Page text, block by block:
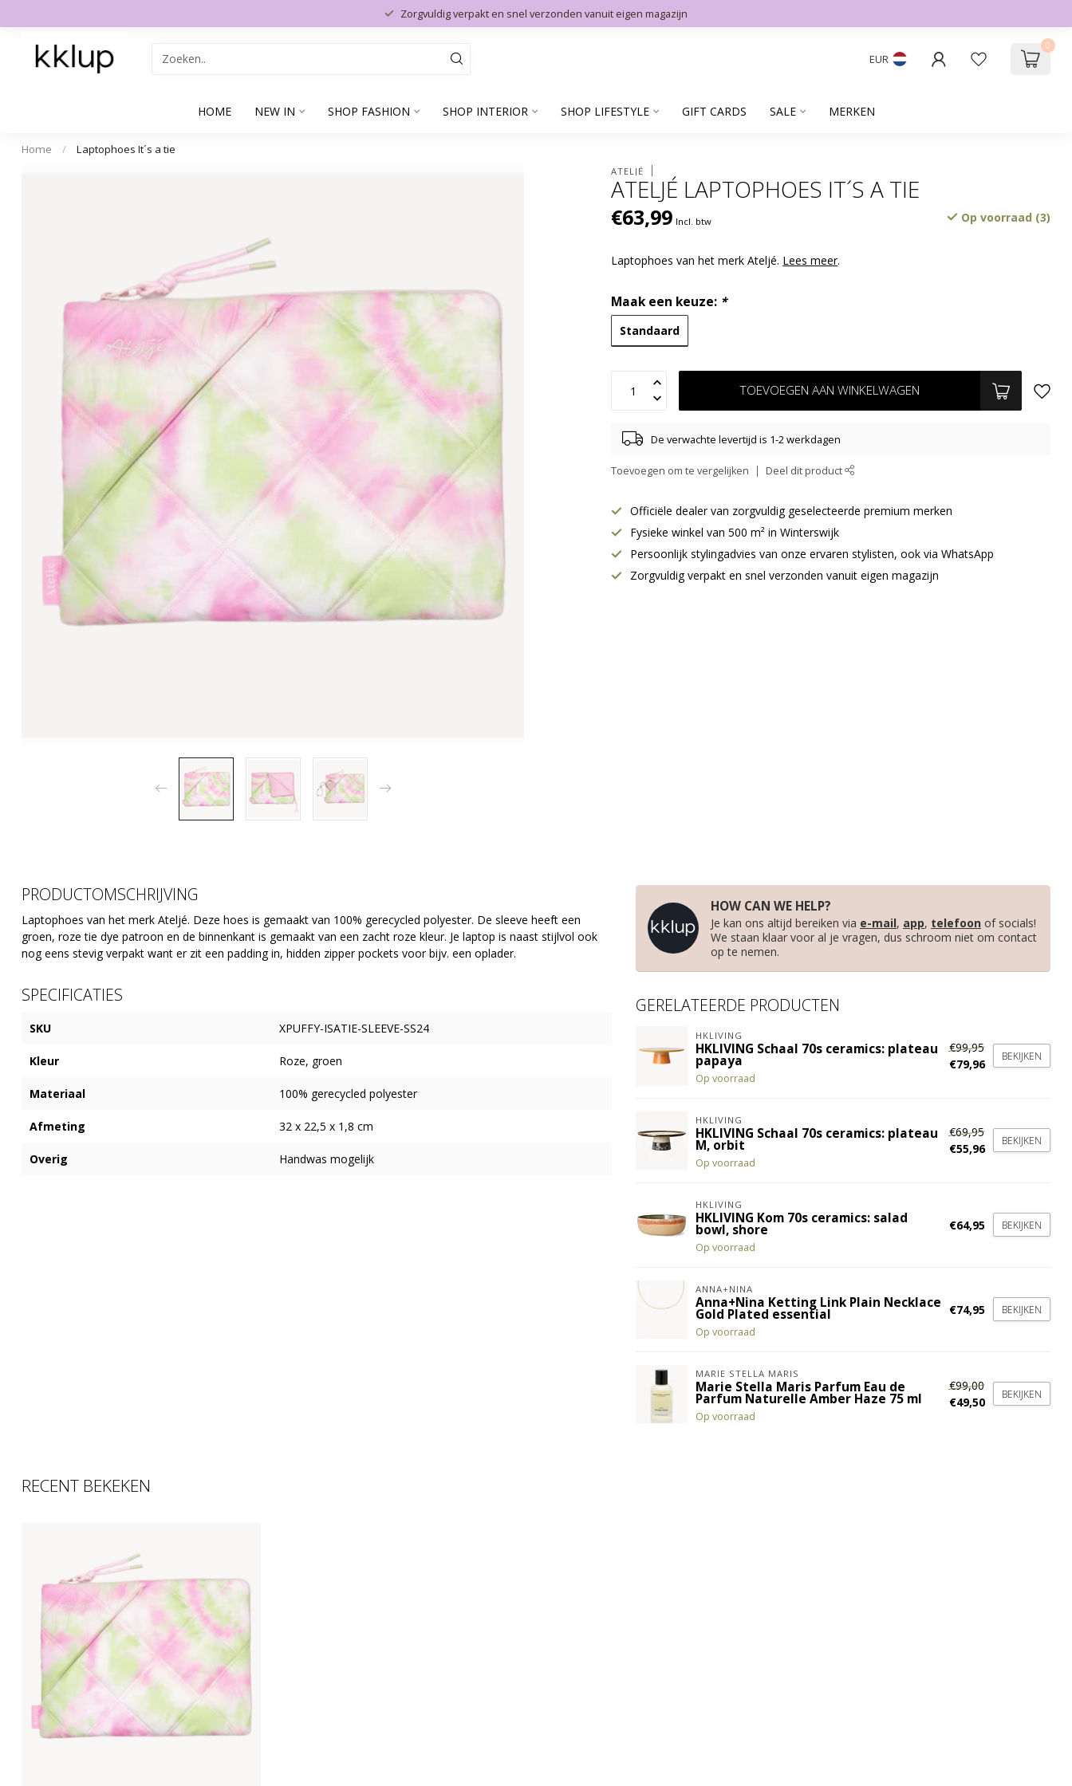
Zorgvuldig verpakt en snel verzonden vanuit eigen magazijn
EUR
0
HOME NEW IN SHOP FASHION SHOP INTERIOR SHOP LIFESTYLE GIFT CARDS SALE MERKEN
Home / Laptophoes It´s a tie
ATELJÉ
ATELJÉ LAPTOPHOES IT´S A TIE
€63,99 Incl. btw Op voorraad (3)
Laptophoes van het merk Ateljé. Lees meer.
Maak een keuze: *
Standaard
TOEVOEGEN AAN WINKELWAGEN
De verwachte levertijd is 1-2 werkdagen
Toevoegen om te vergelijken Deel dit product
Officiële dealer van zorgvuldig geselecteerde premium merken
Fysieke winkel van 500 m² in Winterswijk
Persoonlijk stylingadvies van onze ervaren stylisten, ook via WhatsApp
Zorgvuldig verpakt en snel verzonden vanuit eigen magazijn
PRODUCTOMSCHRIJVING
Laptophoes van het merk Ateljé. Deze hoes is gemaakt van 100% gerecycled polyester. De sleeve heeft een
groen, roze tie dye patroon en de binnenkant is gemaakt van een zacht roze kleur. Je laptop is naast stijlvol ook
nog eens stevig verpakt want er zit een padding in, hidden zipper pockets voor bijv. een oplader.
SPECIFICATIES
SKU XPUFFY-ISATIE-SLEEVE-SS24
Kleur Roze, groen
Materiaal 100% gerecycled polyester
Afmeting 32 x 22,5 x 1,8 cm
Overig Handwas mogelijk
HOW CAN WE HELP?
Je kan ons altijd bereiken via e-mail, app, telefoon of socials!
We staan klaar voor al je vragen, dus schroom niet om contact
op te nemen.
GERELATEERDE PRODUCTEN
HKLIVING
HKLIVING Schaal 70s ceramics: plateau
papaya
Op voorraad
€99,95
€79,96
BEKIJKEN
HKLIVING
HKLIVING Schaal 70s ceramics: plateau
M, orbit
Op voorraad
€69,95
€55,96
BEKIJKEN
HKLIVING
HKLIVING Kom 70s ceramics: salad
bowl, shore
Op voorraad
€64,95 BEKIJKEN
ANNA+NINA
Anna+Nina Ketting Link Plain Necklace
Gold Plated essential
Op voorraad
€74,95 BEKIJKEN
MARIE STELLA MARIS
Marie Stella Maris Parfum Eau de
Parfum Naturelle Amber Haze 75 ml
Op voorraad
€99,00
€49,50
BEKIJKEN
RECENT BEKEKEN